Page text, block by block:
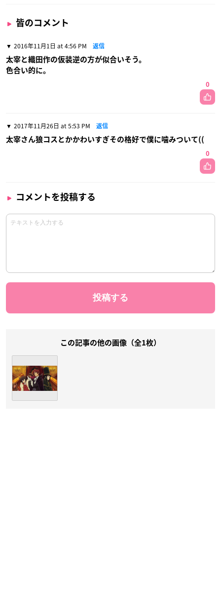
皆のコメント
2016年11月1日 at 4:56 PM 返信
太宰と織田作の仮装逆の方が似合いそう。
色合い的に。
0
2017年11月26日 at 5:53 PM 返信
太宰さん狼コスとかかわいすぎその格好で僕に噛みついて((
0
コメントを投稿する
この記事の他の画像（全1枚）